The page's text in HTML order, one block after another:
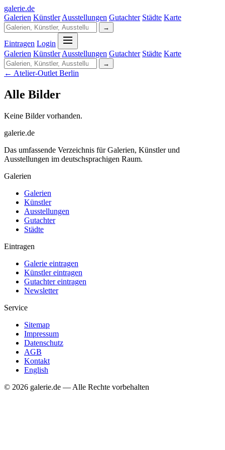
galerie.de
Galerien Künstler Ausstellungen Gutachter Städte Karte
→
Eintragen Login
Galerien Künstler Ausstellungen Gutachter Städte Karte
→
← Atelier-Outlet Berlin
Alle Bilder
Keine Bilder vorhanden.
galerie.de
Das umfassende Verzeichnis für Galerien, Künstler und
Ausstellungen im deutschsprachigen Raum.
Galerien
Galerien
Künstler
Ausstellungen
Gutachter
Städte
Eintragen
Galerie eintragen
Künstler eintragen
Gutachter eintragen
Newsletter
Service
Sitemap
Impressum
Datenschutz
AGB
Kontakt
English
© 2026 galerie.de — Alle Rechte vorbehalten